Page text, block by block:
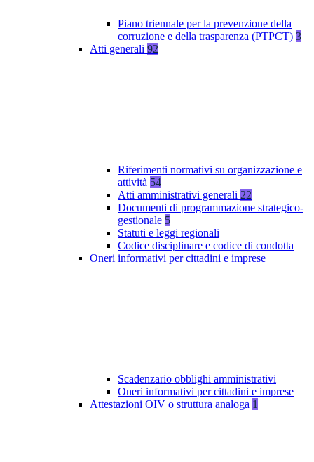
Piano triennale per la prevenzione della
corruzione e della trasparenza (PTPCT) 3
Atti generali 92
Riferimenti normativi su organizzazione e
attività 54
Atti amministrativi generali 22
Documenti di programmazione strategico-
gestionale 5
Statuti e leggi regionali
Codice disciplinare e codice di condotta
Oneri informativi per cittadini e imprese
Scadenzario obblighi amministrativi
Oneri informativi per cittadini e imprese
Attestazioni OIV o struttura analoga 1